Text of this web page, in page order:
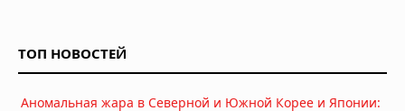
Как перенести стоимость флешки
ТОП НОВОСТЕЙ
Аномальная жара в Северной и Южной Корее и Японии: